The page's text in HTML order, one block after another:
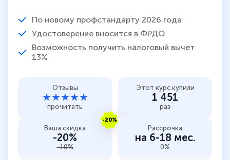
По новому профстандарту 2026 года
Удостоверение вносится в ФРДО
Возможность получить налоговый вычет
13%
Отзывы
★★★★★
прочитать
Этот курс купили
1 451
раз
-20%
Ваша скидка
-20%
-10%
Рассрочка
на 6-18 мес.
0%